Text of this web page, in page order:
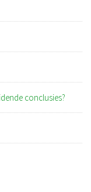
conclusies?